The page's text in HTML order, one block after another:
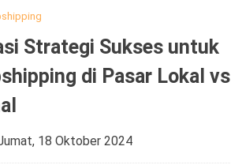
Strategi Sukses untuk
di Pasar Lokal vs
18 Oktober 2024